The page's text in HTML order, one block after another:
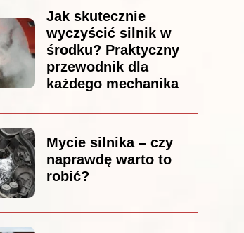
Jak skutecznie
wyczyścić silnik w
środku? Praktyczny
przewodnik dla
każdego mechanika
Mycie silnika – czy
naprawdę warto to
robić?